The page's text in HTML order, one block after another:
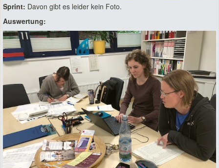
Sprint: Davon gibt es leider kein Foto.
Auswertung: